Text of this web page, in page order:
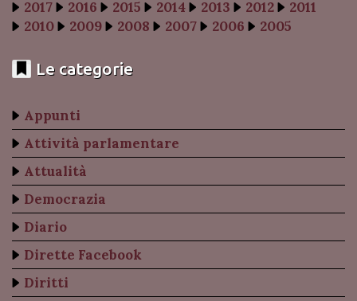
2017
2016 2015 2014 2013 2012
2011
2010
2009 2008 2007 2006 2005
Le categorie
Appunti
Attività parlamentare
Attualità
Democrazia
Diario
Dirette Facebook
Diritti